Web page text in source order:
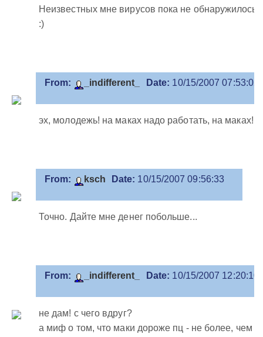
Неизвестных мне вирусов пока не обнаружилось.
:)
From: _indifferent_ Date: 10/15/2007 07:53:02
эх, молодежь! на маках надо работать, на маках!
From: ksch Date: 10/15/2007 09:56:33
Точно. Дайте мне денег побольше...
From: _indifferent_ Date: 10/15/2007 12:20:10
не дам! с чего вдруг?
а миф о том, что маки дороже пц - не более, чем